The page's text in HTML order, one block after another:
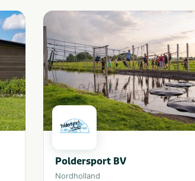
Poldersport BV
Nordholland